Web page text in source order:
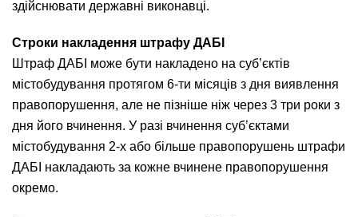
здійснювати державні виконавці.
Строки накладення штрафу ДАБІ
Штраф ДАБІ може бути накладено на суб’єктів
містобудування протягом 6-ти місяців з дня виявлення
правопорушення, але не пізніше ніж через 3 три роки з
дня його вчинення. У разі вчинення суб’єктами
містобудування 2-х або більше правопорушень штрафи
ДАБІ накладають за кожне вчинене правопорушення
окремо.